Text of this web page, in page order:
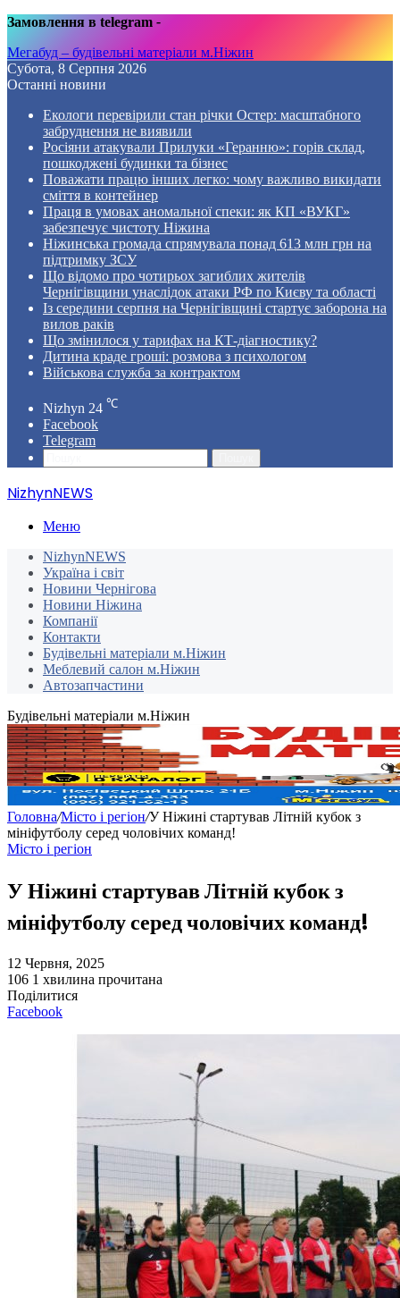
Замовлення в telegram -
Мегабуд – будівельні матеріали м.Ніжин
Субота, 8 Серпня 2026
Останні новини
Екологи перевірили стан річки Остер: масштабного
забруднення не виявили
Росіяни атакували Прилуки «Геранню»: горів склад,
пошкоджені будинки та бізнес
Поважати працю інших легко: чому важливо викидати
сміття в контейнер
Праця в умовах аномальної спеки: як КП «ВУКГ»
забезпечує чистоту Ніжина
Ніжинська громада спрямувала понад 613 млн грн на
підтримку ЗСУ
Що відомо про чотирьох загиблих жителів
Чернігівщини унаслідок атаки РФ по Києву та області
Із середини серпня на Чернігівщині стартує заборона на
вилов раків
Що змінилося у тарифах на КТ-діагностику?
Дитина краде гроші: розмова з психологом
Військова служба за контрактом
Nizhyn 24 ℃
Facebook
Telegram
NizhynNEWS
Меню
NizhynNEWS
Україна і світ
Новини Чернігова
Новини Ніжина
Компанії
Контакти
Будівельні матеріали м.Ніжин
Меблевий салон м.Ніжин
Автозапчастини
Будівельні матеріали м.Ніжин
Головна/Місто і регіон/У Ніжині стартував Літній кубок з
мініфутболу серед чоловічих команд!
Місто і регіон
У Ніжині стартував Літній кубок з
мініфутболу серед чоловічих команд!
12 Червня, 2025
106 1 хвилина прочитана
Поділитися
Facebook